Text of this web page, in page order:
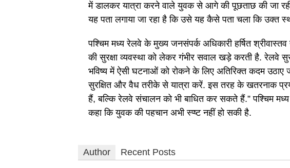
में डालकर यात्रा करने वाले युवक से आगे की पूछताछ की जा
यह पता लगाया जा रहा है कि उसे यह कैसे पता चला कि उक्त
पश्चिम मध्य रेलवे के मुख्य जनसंपर्क अधिकारी हर्षित श्रीवास्तव
की सुरक्षा व्यवस्था को लेकर गंभीर सवाल खड़े करती है. रेलवे
भविष्य में ऐसी घटनाओं को रोकने के लिए अतिरिक्त कदम उठाए
सुरक्षित और वैध तरीके से यात्रा करें. इस तरह के खतरनाक
हैं, बल्कि रेलवे संचालन को भी बाधित कर सकते हैं.” पश्चिम
कहा कि युवक की पहचान अभी स्प्ष्ट नहीं हो सकी है.
Author Recent Posts